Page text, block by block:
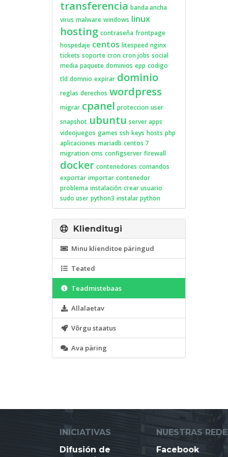
transferencia banda ancha
virus malware windows linux
hosting contraseña frontpage
hospedaje centos litespeed nginx
tickets soporte cron cron jobs social
media paquete dominios epp codigo
tld domnio expirar dominio
reglas derechos wordpress
migrar cpanel proteccion user
snapshot ubuntu server apps
videojuegos games ssh keys hosts php
aplicaciones mariadb centos 7
migration cms configserver firewall
docker contenedores comandos
exportar importar contenedor
problema instalación crear usuario
sudo user python3 instalar python
Klienditugi
Minu klienditoe päringud
Teated
Teadmistebaas
Allalaetav
Võrgu staatus
Ava päring
INICIATIVAS
Difusión de
NUESTRAS
Facebook